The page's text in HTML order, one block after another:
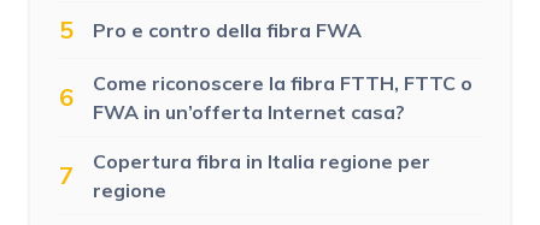
5 Pro e contro della fibra FWA
6
Come riconoscere la fibra FTTH, FTTC o
FWA in un’offerta Internet casa?
7
Copertura fibra in Italia regione per
regione